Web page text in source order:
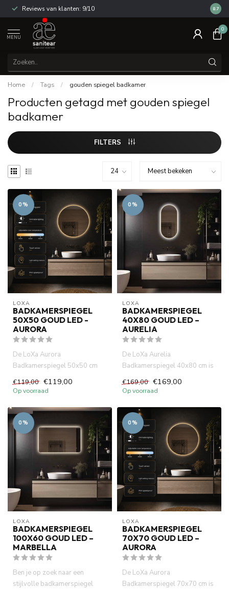
Reviews van klanten: 9/10 14
8.7
MENU
0
Home / Tags / gouden spiegel badkamer
Producten getagd met gouden spiegel
badkamer
FILTERS
0%
LOXA
BADKAMERSPIEGEL
50X50 GOUD LED -
AURORA
De LoXa Aurora
Badkamerspiegel 50x50 cm
bewijst dat een compact
formaat en een l...
€119,00 €119,00
Op voorraad
0%
LOXA
BADKAMERSPIEGEL
40X80 GOUD LED –
AURELIA
De LoXa Aurelia
Badkamerspiegel 40x80 cm is
de ideale keuze voor wie een
compact...
€169,00 €169,00
Op voorraad
0%
LOXA
BADKAMERSPIEGEL
100X60 GOUD LED –
MARBELLA
Ben je op zoek naar een
stijlvolle badkamerspiegel
0%
LOXA
BADKAMERSPIEGEL
70X70 GOUD LED –
AURORA
De LoXa Aurora
Badkamerspiegel 70x70 cm is